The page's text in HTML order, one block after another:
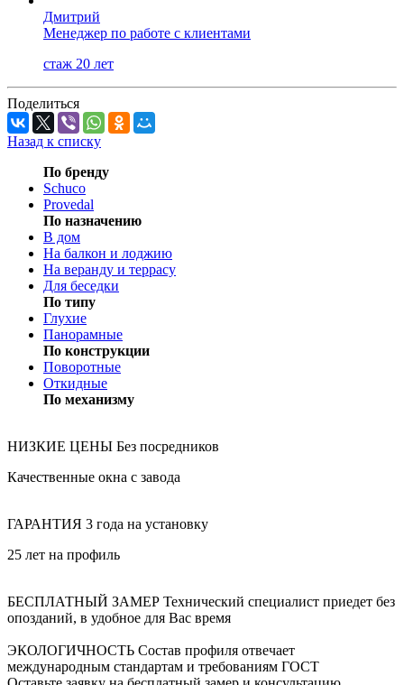
Дмитрий
Менеджер по работе с клиентами
стаж 20 лет
Поделиться
Назад к списку
По бренду
Schuco
Provedal
По назначению
В дом
На балкон и лоджию
На веранду и террасу
Для беседки
По типу
Глухие
Панорамные
По конструкции
Поворотные
Откидные
По механизму
НИЗКИЕ ЦЕНЫ Без посредников
Качественные окна с завода
ГАРАНТИЯ 3 года на установку
25 лет на профиль
БЕСПЛАТНЫЙ ЗАМЕР Технический специалист приедет без
опозданий, в удобное для Вас время
ЭКОЛОГИЧНОСТЬ Состав профиля отвечает
международным стандартам и требованиям ГОСТ